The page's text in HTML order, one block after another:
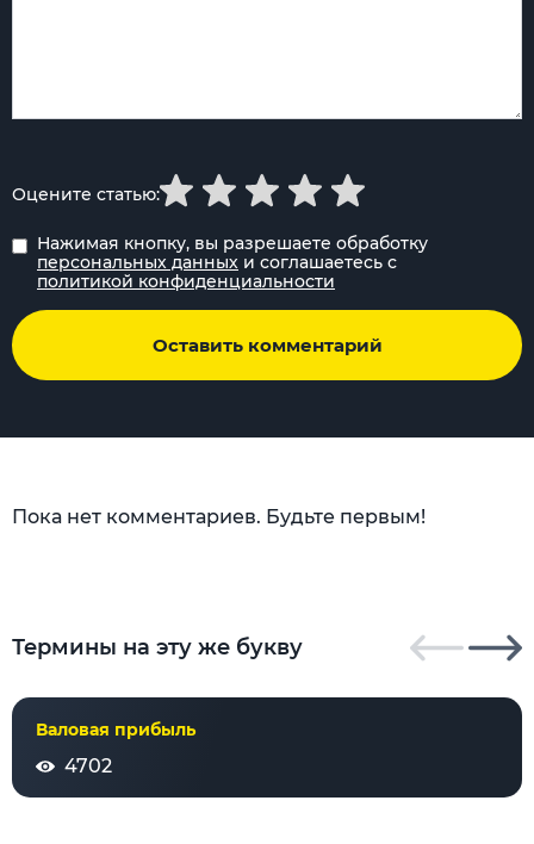
Нажимая кнопку, вы разрешаете обработку
персональных данных и соглашаетесь с
политикой конфиденциальности
Оставить комментарий
Оцените статью:
Пока нет комментариев. Будьте первым!
Термины на эту же букву
Валовая прибыль
4702